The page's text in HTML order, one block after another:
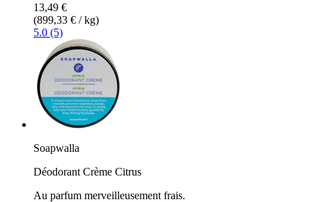
13,49 €
(899,33 € / kg)
5.0 (5)
Soapwalla
Déodorant Crème Citrus
Au parfum merveilleusement frais.